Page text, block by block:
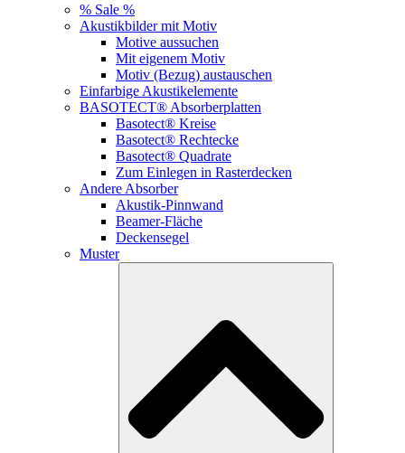
% Sale %
Akustikbilder mit Motiv
Motive aussuchen
Mit eigenem Motiv
Motiv (Bezug) austauschen
Einfarbige Akustikelemente
BASOTECT® Absorberplatten
Basotect® Kreise
Basotect® Rechtecke
Basotect® Quadrate
Zum Einlegen in Rasterdecken
Andere Absorber
Akustik-Pinnwand
Beamer-Fläche
Deckensegel
Muster